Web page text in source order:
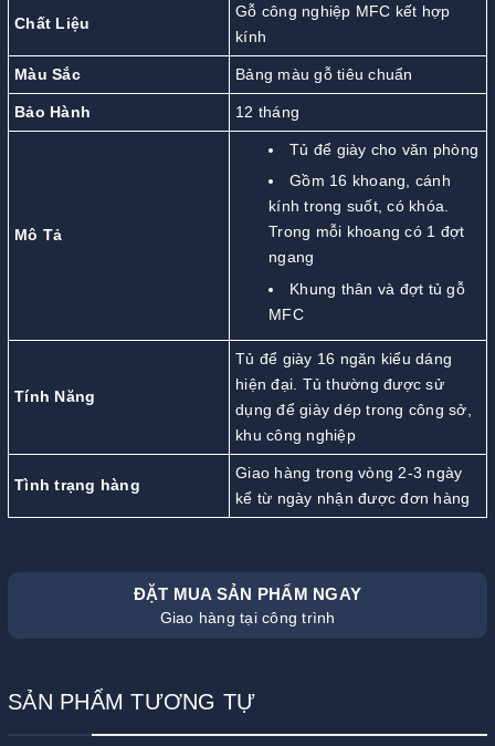
Chất Liệu
Gỗ công nghiệp MFC kết hợp
kính
Màu Sắc Bảng màu gỗ tiêu chuẩn
Bảo Hành 12 tháng
Mô Tả
Tủ để giày cho văn phòng
Gồm 16 khoang, cánh
kính trong suốt, có khóa.
Trong mỗi khoang có 1 đợt
ngang
Khung thân và đợt tủ gỗ
MFC
Tính Năng
Tủ để giày 16 ngăn kiểu dáng
hiện đại. Tủ thường được sử
dụng để giày dép trong công sở,
khu công nghiệp
Tình trạng hàng
Giao hàng trong vòng 2-3 ngày
kể từ ngày nhận được đơn hàng
ĐẶT MUA SẢN PHẨM NGAY
Giao hàng tại công trình
SẢN PHẨM TƯƠNG TỰ